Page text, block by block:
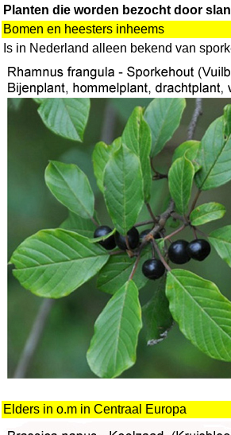
Planten die worden bezocht door
Bomen en heesters inheems
Is in Nederland alleen bekend van
Elders in o.m in Centraal Europa